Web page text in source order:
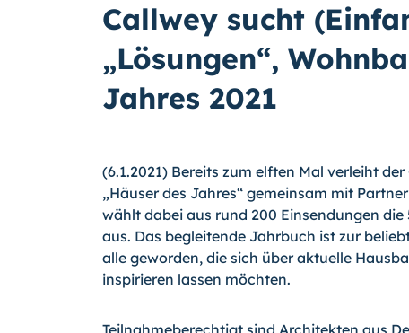
Callwey sucht
„Lösungen“,
Jahres 2021
(6.1.2021) Bereits zum elften Mal verleiht
„Häuser des Jahres“ gemeinsam mit
wählt dabei aus rund 200 Einsendungen
aus. Das begleitende Jahrbuch ist zur
alle geworden, die sich über aktuelle
inspirieren lassen möchten.